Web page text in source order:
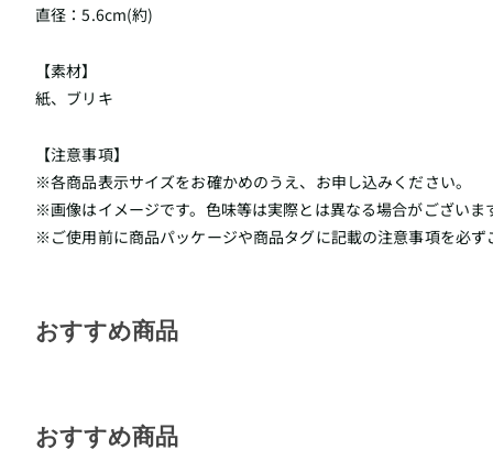
直径：5.6cm(約)
【素材】
紙、ブリキ
【注意事項】
※各商品表示サイズをお確かめのうえ、お申し込みください。
※画像はイメージです。色味等は実際とは異なる場合がございま
※ご使用前に商品パッケージや商品タグに記載の注意事項を必ず
おすすめ商品
おすすめ商品